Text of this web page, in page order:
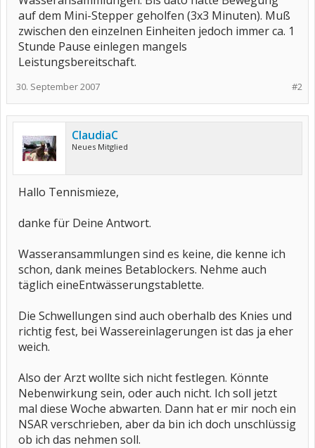
auf dem Mini-Stepper geholfen (3x3 Minuten). Muß
zwischen den einzelnen Einheiten jedoch immer ca. 1
Stunde Pause einlegen mangels
Leistungsbereitschaft.
#2
30. September 2007
ClaudiaC
Neues Mitglied
Hallo Tennismieze,
danke für Deine Antwort.
Wasseransammlungen sind es keine, die kenne ich
schon, dank meines Betablockers. Nehme auch
täglich eineEntwässerungstablette.
Die Schwellungen sind auch oberhalb des Knies und
richtig fest, bei Wassereinlagerungen ist das ja eher
weich.
Also der Arzt wollte sich nicht festlegen. Könnte
Nebenwirkung sein, oder auch nicht. Ich soll jetzt
mal diese Woche abwarten. Dann hat er mir noch ein
NSAR verschrieben, aber da bin ich doch unschlüssig
ob ich das nehmen soll.